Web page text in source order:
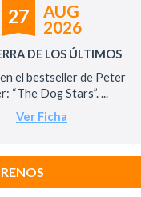
27
AUG
2026
DE LOS ÚLTIMOS
el bestseller de Peter
“The Dog Stars”. ...
Ver Ficha